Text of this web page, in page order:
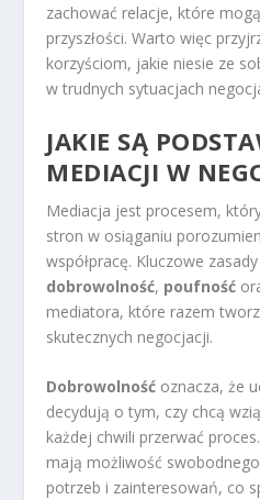
zachować relacje, które
przyszłości. Warto więc
korzyściom, jakie niesie ze
w trudnych sytuacjach
JAKIE SĄ
MEDIACJI W
Mediacja jest procesem,
stron w osiąganiu
współpracę. Kluczowe
dobrowolność, poufność
mediatora, które razem
skutecznych negocjacji.
Dobrowolność oznacza, że
decydują o tym, czy chcą
każdej chwili przerwać
mają możliwość
potrzeb i zainteresowań, co